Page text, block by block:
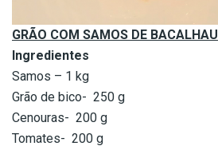
GRÃO COM SAMOS DE BACALHAU
Ingredientes
Samos – 1 kg
Grão de bico- 250 g
Cenouras- 200 g
Tomates- 200 g